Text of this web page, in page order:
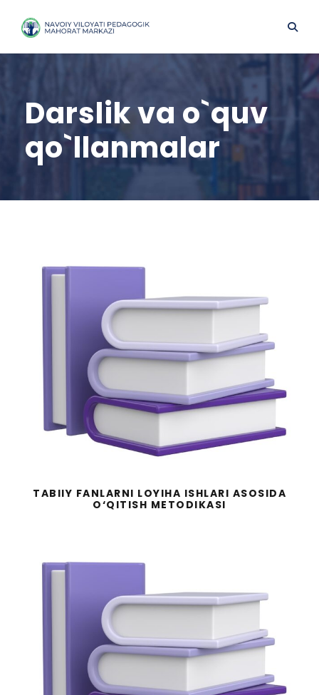
Darslik va o`quv
qo`llanmalar
TABIIY FANLARNI LOYIHA ISHLARI
ASOSIDA O‘QITISH METODIKASI
TABIIY FANLARNI LOYIHA ISHLARI ASOSIDA
O‘QITISH METODIKASI
XULQI OG‘ISHGAN BOLALAR
PSIXOLOGIYASI